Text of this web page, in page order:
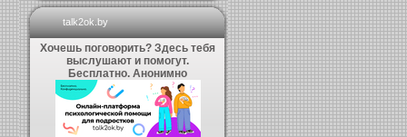
talk2ok.by
Хочешь поговорить? Здесь тебя
выслушают и помогут.
Бесплатно. Анонимно